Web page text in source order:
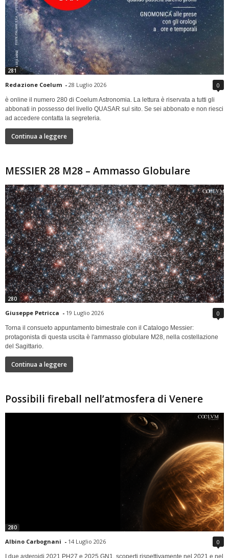
281
Redazione Coelum - 28 Luglio 2026 0
è online il numero 280 di Coelum Astronomia. La lettura è riservata a tutti gli
abbonati in possesso del livello QUASAR sul sito. Se sei abbonato e non riesci
ad accedere contatta la segreteria.
Continua a leggere
MESSIER 28 M28 – Ammasso Globulare
280
Giuseppe Petricca - 19 Luglio 2026 0
Torna il consueto appuntamento bimestrale con il Catalogo Messier:
protagonista di questa uscita è l'ammasso globulare M28, nella costellazione
del Sagittario.
Continua a leggere
Possibili fireball nell’atmosfera di Venere
280
Albino Carbognani - 14 Luglio 2026 0
I due asteroidi 2021 PH27 e 2025 GN1, scoperti rispettivamente nel 2021 e nel